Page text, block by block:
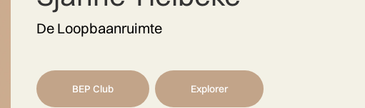
De Loopbaanruimte
BEP Club Explorer